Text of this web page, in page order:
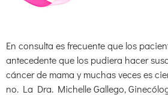
En consulta es frecuente que los
antecedente que los pudiera hacer
cáncer de mama y muchas veces es
no. La Dra. Michelle Gallego,